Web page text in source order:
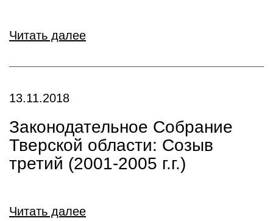
Читать далее
13.11.2018
Законодательное Собрание
Тверской области: Созыв
третий (2001-2005 г.г.)
Читать далее